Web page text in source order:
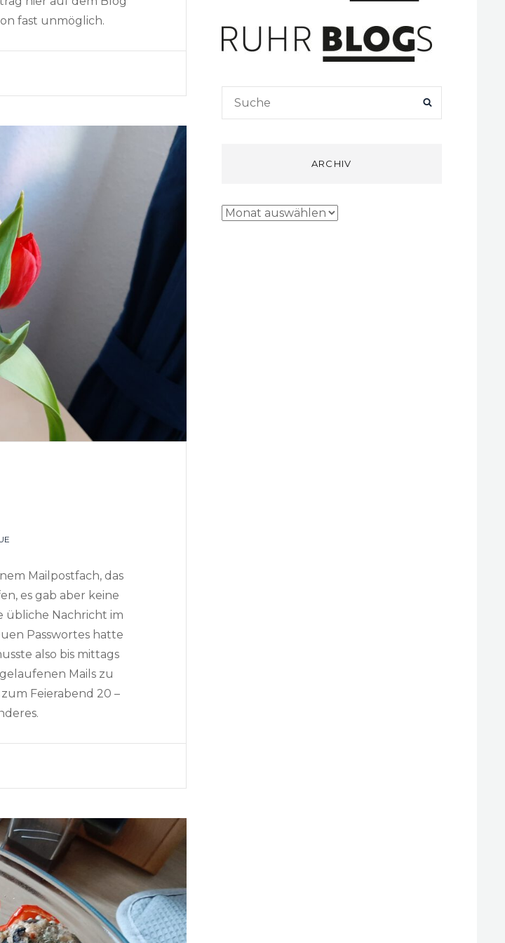
fast unmöglich.
Mailpostfach, das
es gab aber keine
übliche Nachricht im
Passwortes hatte
also bis mittags
Mails zu
Feierabend 20 –
Search
ARCHIV
Archiv